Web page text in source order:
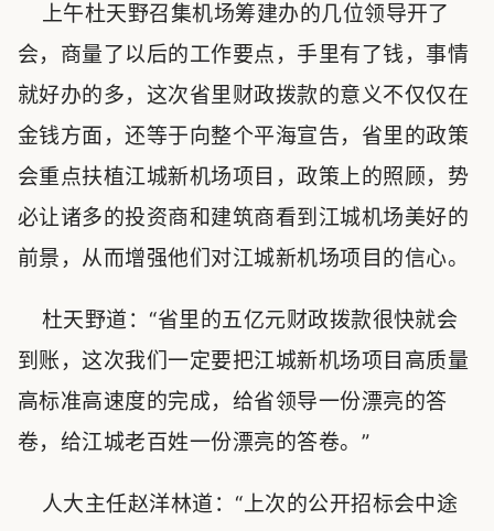
上午杜天野召集机场筹建办的几位领导开了
会，商量了以后的工作要点，手里有了钱，事情
就好办的多，这次省里财政拨款的意义不仅仅在
金钱方面，还等于向整个平海宣告，省里的政策
会重点扶植江城新机场项目，政策上的照顾，势
必让诸多的投资商和建筑商看到江城机场美好的
前景，从而增强他们对江城新机场项目的信心。
杜天野道：“省里的五亿元财政拨款很快就会
到账，这次我们一定要把江城新机场项目高质量
高标准高速度的完成，给省领导一份漂亮的答
卷，给江城老百姓一份漂亮的答卷。”
人大主任赵洋林道：“上次的公开招标会中途